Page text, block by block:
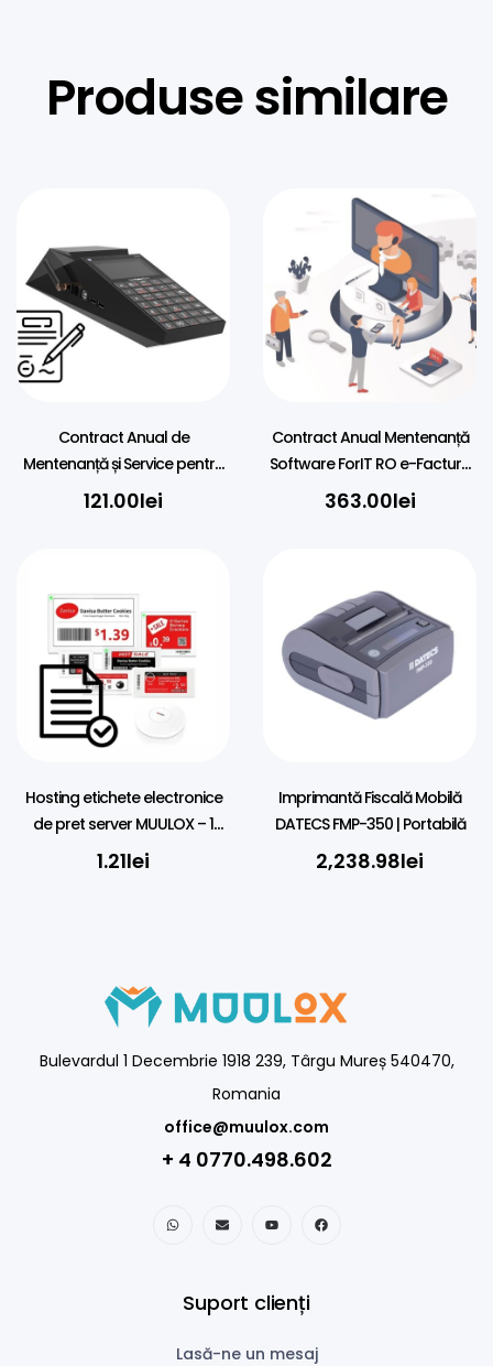
Produse similare
Contract Anual de
Mentenanță și Service pentru
Casă de Marcat
121.00lei
Contract Anual Mentenanță
Software ForIT RO e-Factura
V6 / Punct de Lucru
363.00lei
Hosting etichete electronice
de pret server MUULOX – 1
AN/Eticheta
1.21lei
Imprimantă Fiscală Mobilă
DATECS FMP-350 | Portabilă
2,238.98lei
Bulevardul 1 Decembrie 1918 239, Târgu Mureș 540470,
Romania
office@muulox.com
+ 4 0770.498.602
Suport clienți
Lasă-ne un mesaj